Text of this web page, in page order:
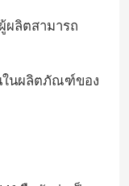
ผลิตสามารถ
ในผลิตภัณฑ์ของ